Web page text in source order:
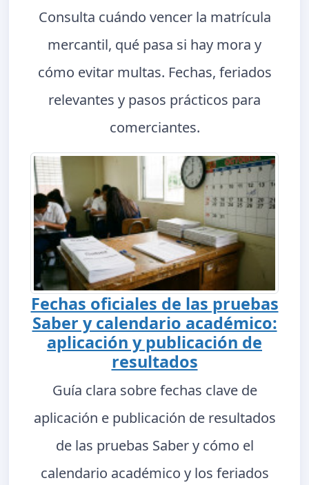
Consulta cuándo vencer la matrícula
mercantil, qué pasa si hay mora y
cómo evitar multas. Fechas, feriados
relevantes y pasos prácticos para
comerciantes.
Fechas oficiales de las pruebas
Saber y calendario académico:
aplicación y publicación de
resultados
Guía clara sobre fechas clave de
aplicación e publicación de resultados
de las pruebas Saber y cómo el
calendario académico y los feriados